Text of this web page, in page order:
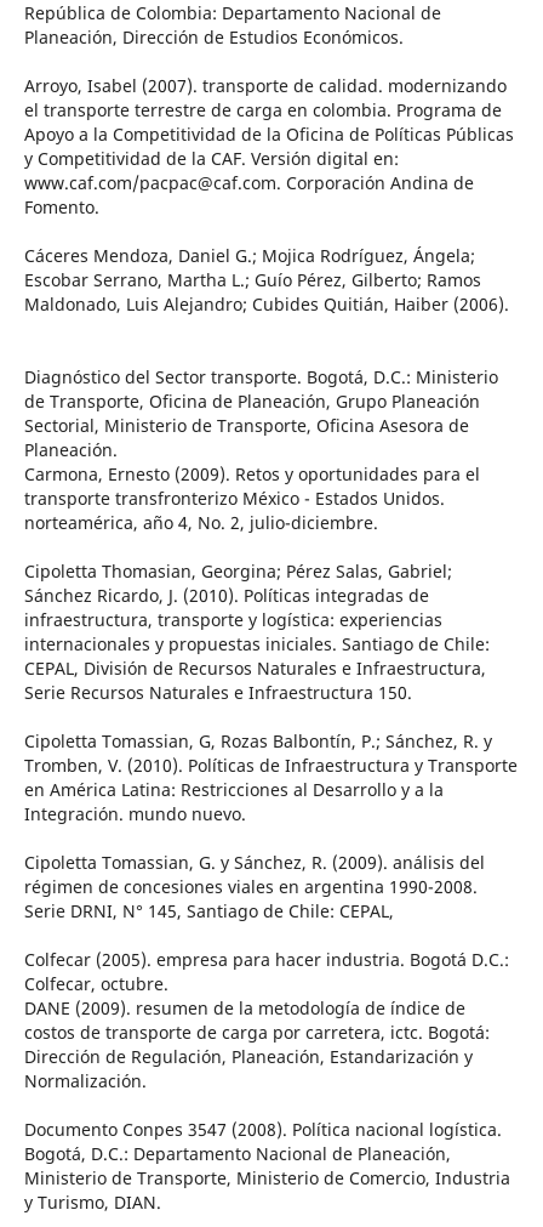
República de Colombia: Departamento Nacional de
Planeación, Dirección de Estudios Económicos.
Arroyo, Isabel (2007). transporte de calidad. modernizando
el transporte terrestre de carga en colombia. Programa de
Apoyo a la Competitividad de la Oficina de Políticas Públicas
y Competitividad de la CAF. Versión digital en:
www.caf.com/pacpac@caf.com. Corporación Andina de
Fomento.
Cáceres Mendoza, Daniel G.; Mojica Rodríguez, Ángela;
Escobar Serrano, Martha L.; Guío Pérez, Gilberto; Ramos
Maldonado, Luis Alejandro; Cubides Quitián, Haiber (2006).
Diagnóstico del Sector transporte. Bogotá, D.C.: Ministerio
de Transporte, Oficina de Planeación, Grupo Planeación
Sectorial, Ministerio de Transporte, Oficina Asesora de
Planeación.
Carmona, Ernesto (2009). Retos y oportunidades para el
transporte transfronterizo México - Estados Unidos.
norteamérica, año 4, No. 2, julio-diciembre.
Cipoletta Thomasian, Georgina; Pérez Salas, Gabriel;
Sánchez Ricardo, J. (2010). Políticas integradas de
infraestructura, transporte y logística: experiencias
internacionales y propuestas iniciales. Santiago de Chile:
CEPAL, División de Recursos Naturales e Infraestructura,
Serie Recursos Naturales e Infraestructura 150.
Cipoletta Tomassian, G, Rozas Balbontín, P.; Sánchez, R. y
Tromben, V. (2010). Políticas de Infraestructura y Transporte
en América Latina: Restricciones al Desarrollo y a la
Integración. mundo nuevo.
Cipoletta Tomassian, G. y Sánchez, R. (2009). análisis del
régimen de concesiones viales en argentina 1990-2008.
Serie DRNI, N° 145, Santiago de Chile: CEPAL,
Colfecar (2005). empresa para hacer industria. Bogotá D.C.:
Colfecar, octubre.
DANE (2009). resumen de la metodología de índice de
costos de transporte de carga por carretera, ictc. Bogotá:
Dirección de Regulación, Planeación, Estandarización y
Normalización.
Documento Conpes 3547 (2008). Política nacional logística.
Bogotá, D.C.: Departamento Nacional de Planeación,
Ministerio de Transporte, Ministerio de Comercio, Industria
y Turismo, DIAN.